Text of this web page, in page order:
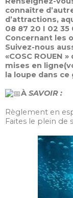
connaître
d’attractions,
08 87 20 I 02 35
Concernant les
Suivez-nous
«COSC
mises en
la loupe dans ce
À SAVOIR :
Règlement en
Faites le plein de